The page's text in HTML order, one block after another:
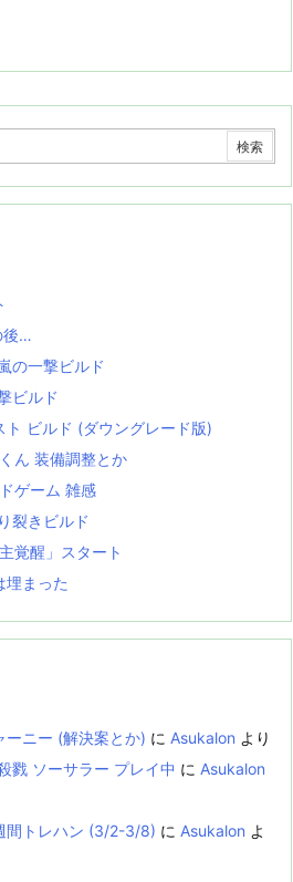
後…
の一撃ビルド
ビルド
ビルド (ダウングレード版)
ん 装備調整とか
ゲーム 雑感
裂きビルド
覚醒」スタート
埋まった
ニー (解決案とか) に Asukalon より
戮 ソーサラー プレイ中 に Asukalon
間トレハン (3/2-3/8) に Asukalon よ